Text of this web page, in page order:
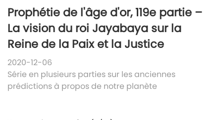
Prophétie de l'âge d'or, 119e partie –
La vision du roi Jayabaya sur la
Reine de la Paix et la Justice
2020-12-06
Série en plusieurs parties sur les anciennes
prédictions à propos de notre planète